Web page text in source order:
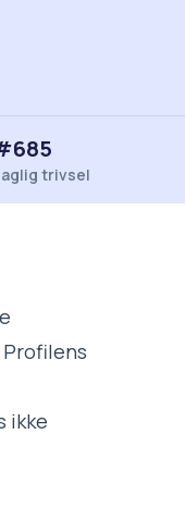
trivsel
ikke